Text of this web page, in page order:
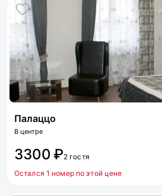
Палаццо
В центре
3300 ₽2 гостя
Остался 1 номер по этой цене